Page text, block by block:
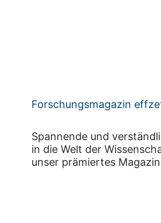
Forschungsmagazin
Spannende und
in die Welt der
unser prämiertes